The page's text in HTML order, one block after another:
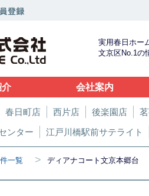
実用春日ホー
文京区No.1の
介 会社案内
春日町店 西片店 後楽園店
ンター 江戸川橋駅前サテライト
一覧 > ディアナコート文京本郷台